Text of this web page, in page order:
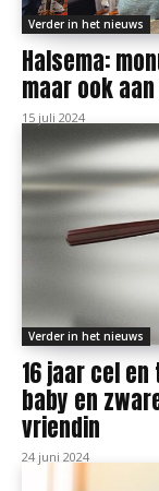
Verder in het nieuws
Halsema:
maar ook
15 juli 2024
Verder in het nieuws
16 jaar cel
baby en
vriendin
24 juni 2024